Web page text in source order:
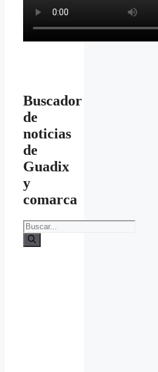
Buscador
de
noticias
de
Guadix
y
comarca
Buscar: